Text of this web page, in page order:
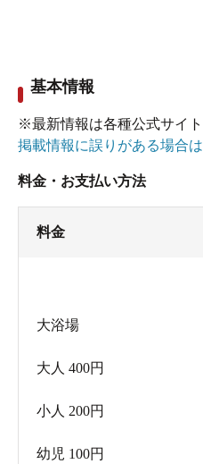
基本情報
※最新情報は各種公式サイ
掲載情報に誤りがある場合
料金・お支払い方法
料金
大浴場
大人 400円
小人 200円
幼児 100円